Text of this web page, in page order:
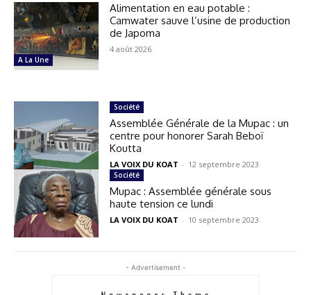
A La Une
Alimentation en eau potable :
Camwater sauve l’usine de production
de Japoma
4 août 2026
Société
Assemblée Générale de la Mupac : un
centre pour honorer Sarah Beboï
Koutta
LA VOIX DU KOAT - 12 septembre 2023
Société
Mupac : Assemblée générale sous
haute tension ce lundi
LA VOIX DU KOAT - 10 septembre 2023
- Advertisement -